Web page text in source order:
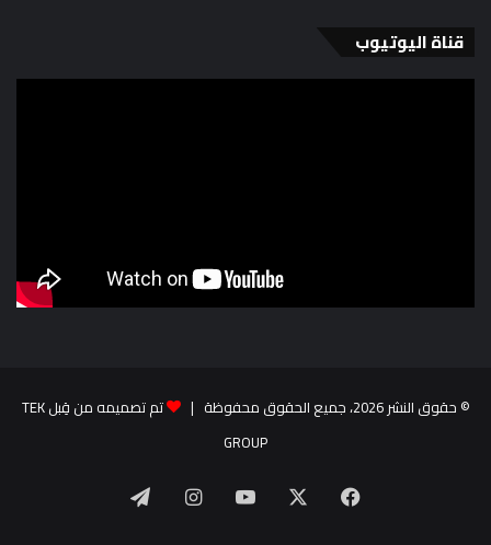
قناة اليوتيوب
© حقوق النشر 2026، جميع الحقوق محفوظة |
تم تصميمه من قِبل TEK
GROUP
فيسبوك ‫YouTubeانستقرامتيلقرام